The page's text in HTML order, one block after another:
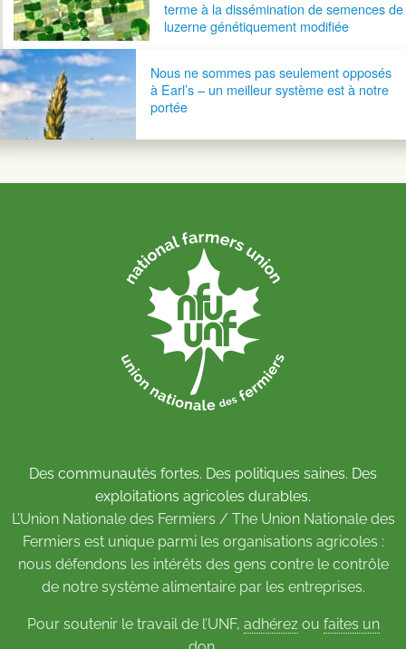
terme à la dissémination de semences de
luzerne génétiquement modifiée
Nous ne sommes pas seulement opposés
à Earl’s – un meilleur système est à notre
portée
Des communautés fortes. Des politiques saines. Des
exploitations agricoles durables.
L’Union Nationale des Fermiers / The Union Nationale des
Fermiers est unique parmi les organisations agricoles :
nous défendons les intérêts des gens contre le contrôle
de notre système alimentaire par les entreprises.
Pour soutenir le travail de l’UNF, adhérezou faites un